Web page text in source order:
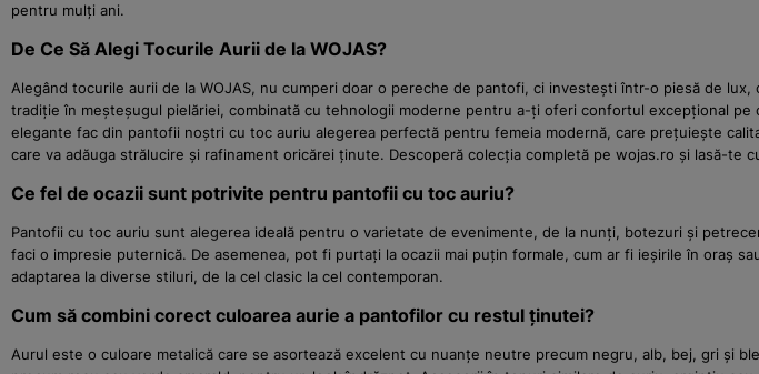
pentru mulți ani.
De Ce Să Alegi Tocurile Aurii de la WOJAS?
Alegând tocurile aurii de la WOJAS, nu cumperi doar o pereche de pantofi, ci investești într-o piesă de
tradiție în meșteșugul pielăriei, combinată cu tehnologii moderne pentru a-ți oferi confortul excepțional
elegante fac din pantofii noștri cu toc auriu alegerea perfectă pentru femeia modernă, care prețuiește
care va adăuga strălucire și rafinament oricărei ținute. Descoperă colecția completă pe wojas.ro și lasă-te
Ce fel de ocazii sunt potrivite pentru pantofii cu toc auriu?
Pantofii cu toc auriu sunt alegerea ideală pentru o varietate de evenimente, de la nunți, botezuri și
faci o impresie puternică. De asemenea, pot fi purtați la ocazii mai puțin formale, cum ar fi ieșirile în oraș
adaptarea la diverse stiluri, de la cel clasic la cel contemporan.
Cum să combini corect culoarea aurie a pantofilor cu restul ținutei?
Aurul este o culoare metalică care se asortează excelent cu nuanțe neutre precum negru, alb, bej, gri și